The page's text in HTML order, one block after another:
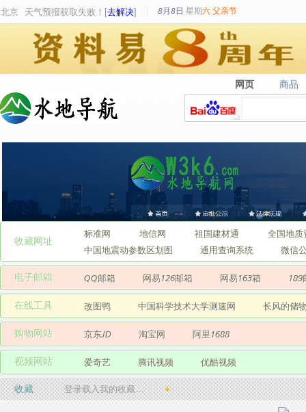
北京 天气预报获取失败！[去解决] 8月8日 星期六 父亲节
网页
网页 商品
商品
收藏网址
标准网 地信网 祖国建材通
全国地质
中国地震动参数区划图
通用查询系统 微信
电子邮箱 QQ邮箱 网易126邮箱 网易163箱 189
在线工具 改图鸭 中国科学技术大学测速网 长风的储
购物网站 京东JD 淘宝网 阿里1688
视频网站 爱奇艺 腾讯视频 优酷视频
收藏 登录载入我的收藏… +